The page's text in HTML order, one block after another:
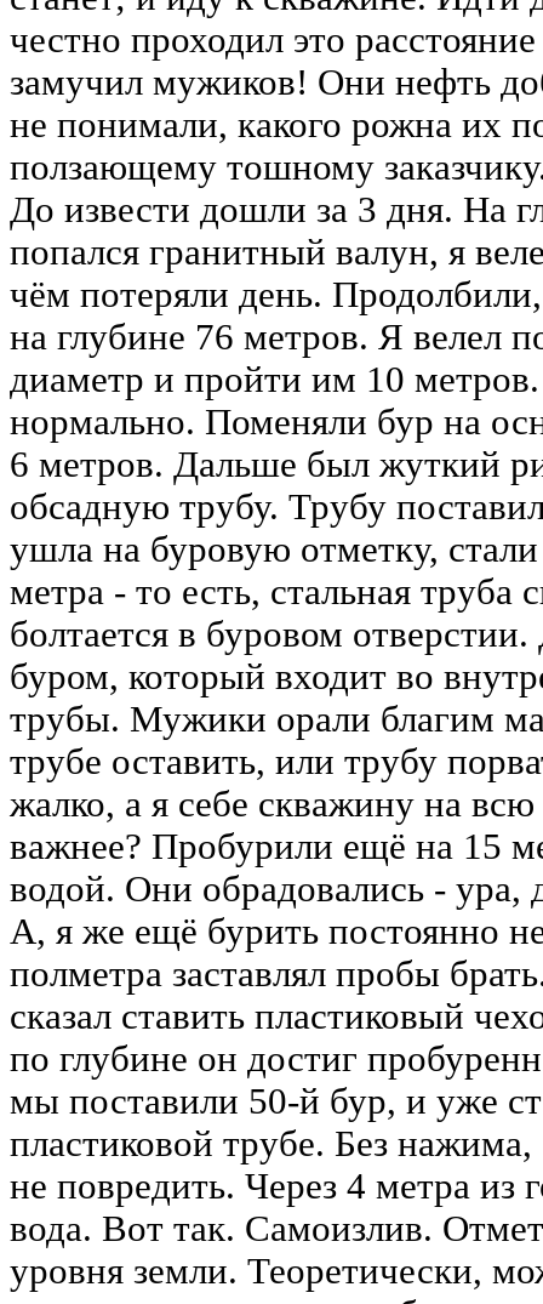
честно проходил это
замучил мужиков! Они нефть
не понимали, какого рожна их
ползающему тошному
До извести дошли за 3 дня. На
попался гранитный валун, я
чём потеряли день.
на глубине 76 метров. Я велел
диаметр и пройти им 10
нормально. Поменяли бур на
6 метров. Дальше был жуткий
обсадную трубу. Трубу
ушла на буровую отметку,
метра - то есть, стальная труба
болтается в буровом
буром, который входит во
трубы. Мужики орали благим
трубе оставить, или трубу
жалко, а я себе скважину на
важнее? Пробурили ещё на 15
водой. Они обрадовались -
А, я же ещё бурить постоянно
полметра заставлял пробы
сказал ставить пластиковый
по глубине он достиг
мы поставили 50-й бур, и уже
пластиковой трубе. Без
не повредить. Через 4 метра из
вода. Вот так. Самоизлив.
уровня земли. Теоретически,